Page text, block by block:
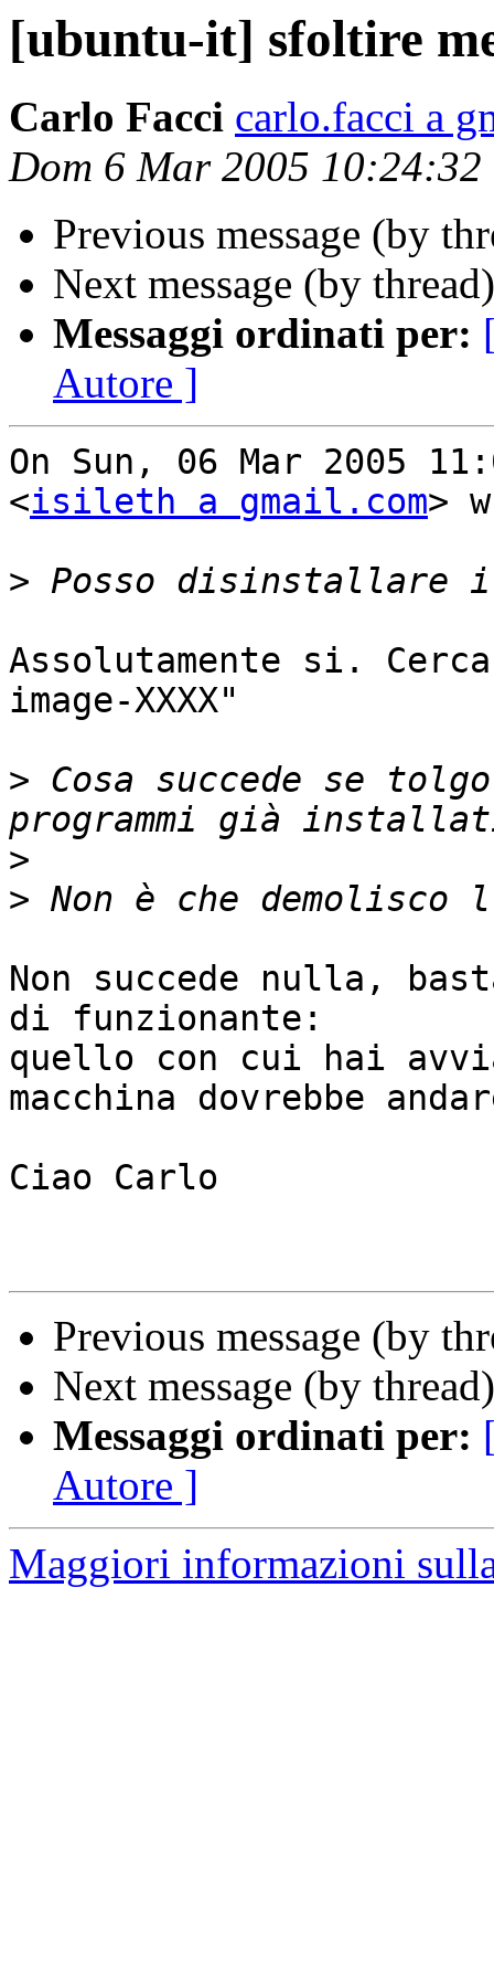
[ubuntu-it] sfoltire
Carlo Facci carlo.facci a
Dom 6 Mar 2005 10:24:32
Previous message (by
Next message (by
Messaggi ordinati per:
Autore ]
On Sun, 06 Mar 2005
<isileth a gmail.com>
>
Assolutamente si.
image-XXXX"
> Cosa succede se
>
>
Non succede nulla,
di funzionante:
quello con cui hai
macchina dovrebbe
Ciao Carlo
Previous message (by
Next message (by
Messaggi ordinati per:
Autore ]
Maggiori informazioni